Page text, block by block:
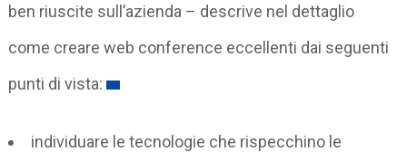
ben riuscite sull’azienda – descrive nel dettaglio
come creare web conference eccellenti dai seguenti
punti di vista:
individuare le tecnologie che rispecchino le